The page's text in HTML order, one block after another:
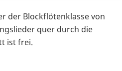
der Blockflötenklasse von
quer durch die
ist frei.